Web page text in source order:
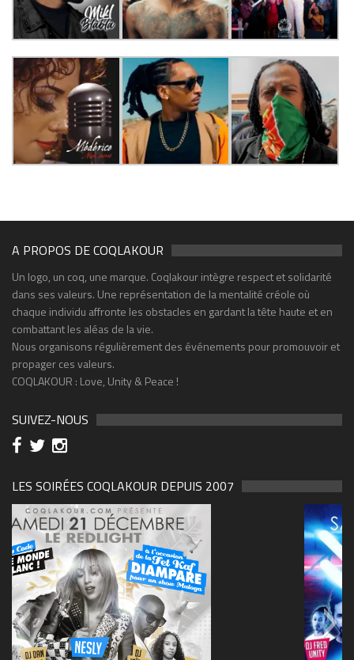
A PROPOS DE COQLAKOUR
Un logo, un coq, une marque. Coqlakour intègre respect et solidarité
dans ses valeurs. Une représentation de la mentalité créole où
chaque individu affronte les obstacles en gardant la tête haute et en
combattant les aléas de la vie.
Nous organisons régulièrement des événements pour promouvoir et
propager ces valeurs.
COQLAKOUR : Love, Unity & Peace !
SUIVEZ-NOUS
LES SOIRÉES COQLAKOUR DEPUIS 2007